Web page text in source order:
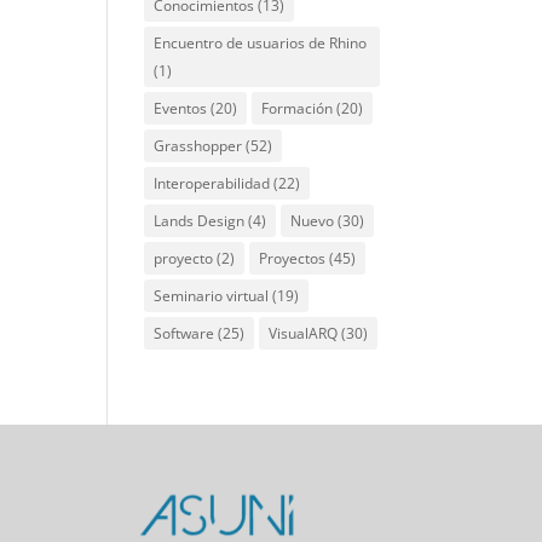
Conocimientos (13)
Encuentro de usuarios de Rhino
(1)
Eventos (20) Formación(20)
Grasshopper(52)
Interoperabilidad(22)
Lands Design(4) Nuevo(30)
proyecto(2) Proyectos (45)
Seminario virtual (19)
Software (25) VisualARQ(30)